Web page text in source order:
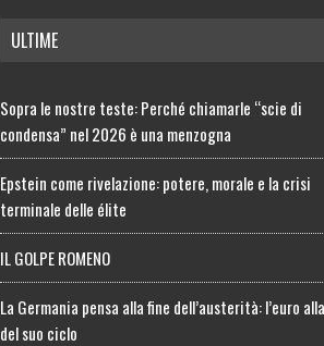
ULTIME
Sopra le nostre teste: Perché chiamarle “scie di
condensa” nel 2026 è una menzogna
Epstein come rivelazione: potere, morale e la crisi
terminale delle élite
IL GOLPE ROMENO
La Germania pensa alla fine dell’austerità: l’euro
del suo ciclo